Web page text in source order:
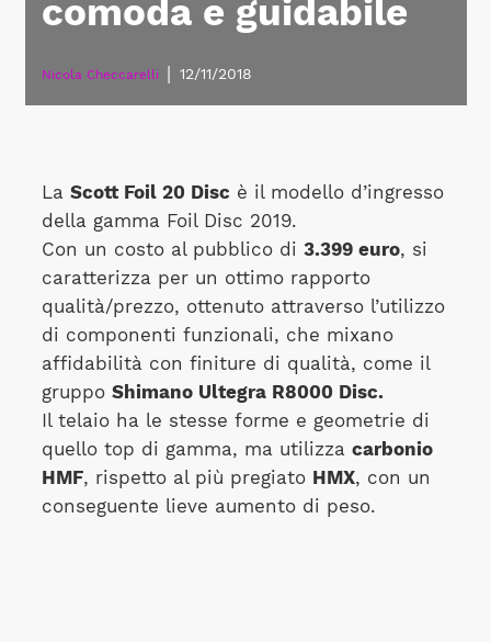
comoda e guidabile
Nicola Checcarelli 12/11/2018
La Scott Foil 20 Disc è il modello d’ingresso
della gamma Foil Disc 2019.
Con un costo al pubblico di 3.399 euro, si
caratterizza per un ottimo rapporto
qualità/prezzo, ottenuto attraverso l’utilizzo
di componenti funzionali, che mixano
affidabilità con finiture di qualità, come il
gruppo Shimano Ultegra R8000 Disc.
Il telaio ha le stesse forme e geometrie di
quello top di gamma, ma utilizza carbonio
HMF, rispetto al più pregiato HMX, con un
conseguente lieve aumento di peso.